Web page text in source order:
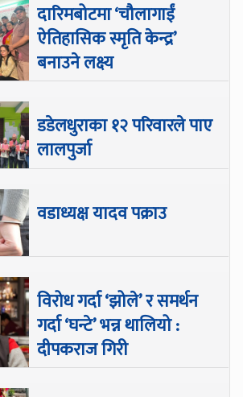
दारिमबोटमा ‘चौलागाईं
ऐतिहासिक स्मृति केन्द्र’
बनाउने लक्ष्य
डडेलधुराका १२ परिवारले पाए
लालपुर्जा
वडाध्यक्ष यादव पक्राउ
विरोध गर्दा ‘झोले’ र समर्थन
गर्दा ‘घन्टे’ भन्न थालियो :
दीपकराज गिरी